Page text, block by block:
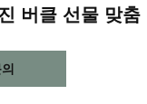
버클 선물 맞춤